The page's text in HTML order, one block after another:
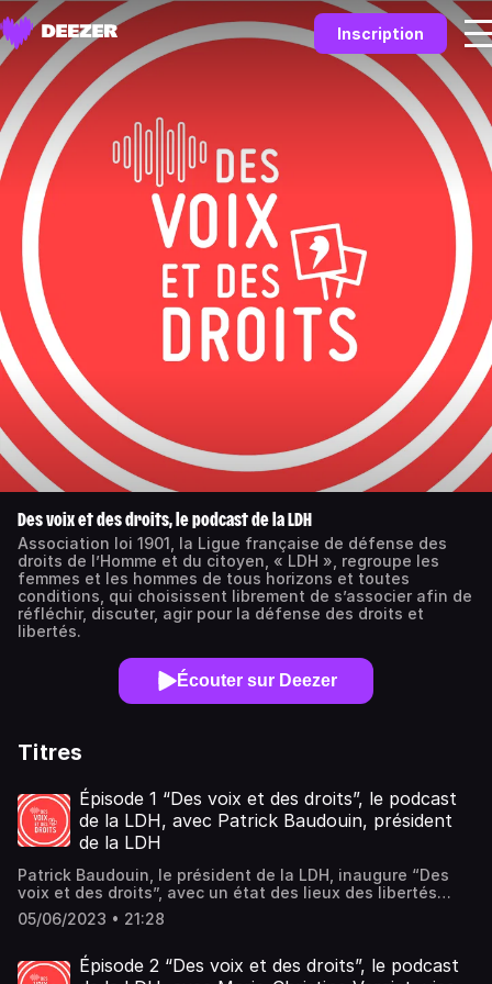
Inscription
Des voix et des droits, le podcast de la LDH
Association loi 1901, la Ligue française de défense des
droits de l’Homme et du citoyen, « LDH », regroupe les
femmes et les hommes de tous horizons et toutes
conditions, qui choisissent librement de s’associer afin de
réfléchir, discuter, agir pour la défense des droits et
libertés.
Écouter sur Deezer
Titres
Épisode 1 “Des voix et des droits”, le podcast
de la LDH, avec Patrick Baudouin, président
de la LDH
Patrick Baudouin, le président de la LDH, inaugure “Des
voix et des droits”, avec un état des lieux des libertés
associatives en France. Si la LDH s’est récemment attiré
l’ire du gouvernement, elle est malheureusement loin
années. Patrick Baudouin déplore une remise en cause
croissante de la liberté d’association, une volonté de
05/06/2023 • 21:28
Épisode 2 “Des voix et des droits”, le podcast